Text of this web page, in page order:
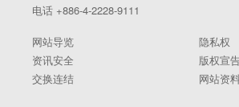
电话 +886-4-2228-9111
网站导览
隐私权
资讯安全
版权宣
交换连结
网站资